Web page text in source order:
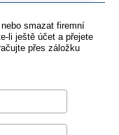
smazat firemní
li ještě účet a přejete
přes záložku